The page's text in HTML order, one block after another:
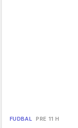
FUDBAL PRE 11 H